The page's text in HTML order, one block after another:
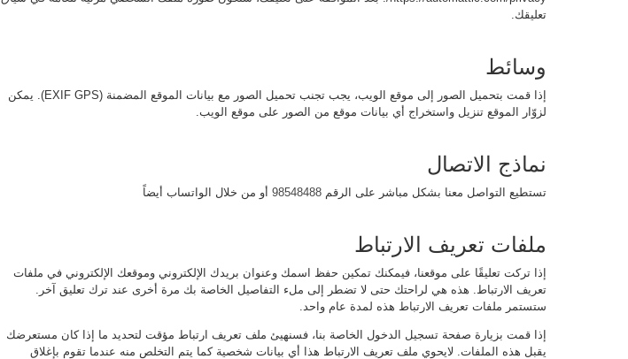
تعليقك.
وسائط
إذا قمت بتحميل الصور إلى موقع الويب، يجب تجنب تحميل الصور مع بيانات الموقع المضمنة (EXIF GPS). يمكن
لزوّار الموقع تنزيل واستخراج أي بيانات موقع من الصور على موقع الويب.
نماذج الاتصال
تستطيع التواصل معنا بشكل مباشر على الرقم 98548488 أو من خلال الواتساب أيضاً
ملفات تعريف الارتباط
إذا تركت تعليقًا على موقعنا، فيمكنك تمكين حفظ اسمك وعنوان بريدك الإلكتروني وموقعك الإلكتروني في ملفات
تعريف الارتباط. هذه هي لراحتك حتى لا تضطر إلى ملء التفاصيل الخاصة بك مرة أخرى عند ترك تعليق آخر.
ستستمر ملفات تعريف الارتباط هذه لمدة عام واحد.
إذا قمت بزيارة صفحة تسجيل الدخول الخاصة بنا، فسنهيئ ملف تعريف ارتباط مؤقت لتحديد ما إذا كان مستعرضك
يقبل هذه الملفات. لايحوي ملف تعريف الارتباط هذا أي بيانات شخصية كما يتم التخلص منه عندما تقوم بإغلاق